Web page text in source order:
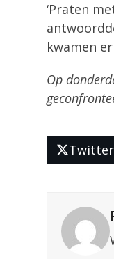
‘Praten
kwamen
Op
Twitter